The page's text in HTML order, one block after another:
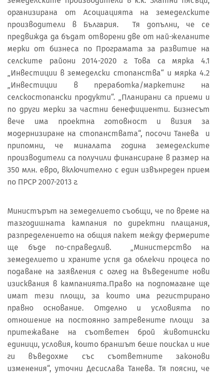
организирана от Асоциацията на земеделските
производители в България. Тя допълни, че се
предвижда да бъдат отворени две от най-желаните
мерки от бизнеса по Програмата за развитие на
селските райони 2014-2020 г. Това са мярка 4.1
„Инвестиции в земеделски стопанства“ и мярка 4.2
„Инвестиции в преработка/маркетинг на
селскостопански продукти“. „Планирани са приеми и
по други мерки за частни бенефициенти. Бизнесът
вече има проектна готовност и визия за
модернизиране на стопанствата“, посочи Танева и
припомни, че миналата година земеделските
производители са получили финансиране в размер на
350 млн. евро, включително с един извънреден прием
по ПРСР 2007-2013 г.
Министърът на земеделието съобщи, че по време на
тазгодишната кампания по директни плащания,
разпределението на общия пакет между фермерите
ще бъде по-справедлив. „Министерство на
земеделието и храните успя да облекчи процеса по
подаване на заявления с оглед на въведените нови
изисквания в кампанията.Право на подпомагане ще
имат тези площи, за които има регистрирано
правно основание. Отделно и условията по
отношение на постоянно затревените площи за
притежаване на съответен брой животински
единици, условия, които браншът беше поискал и ние
ги въведохме със съответните законови
изменения“, уточни Десислава Танева. Тя поясни, че